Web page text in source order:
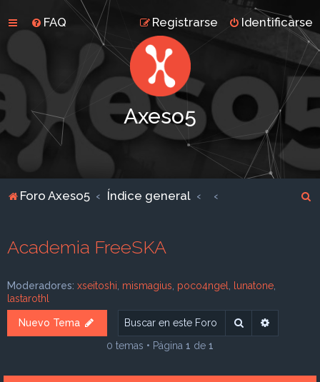
FAQ Identificarse
Registrarse
Axeso5
Foro Axeso5 Índice general
Academia FreeSKA
Moderadores: xseitoshi mismagius poco4ngel lunatone
lastarothl
Nuevo Tema Buscar
0 temas • Página 1 de 1